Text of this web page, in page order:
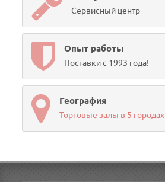
Сервисный центр
Опыт работы
Поставки с 1993 года!
География
Торговые залы в 5 городах